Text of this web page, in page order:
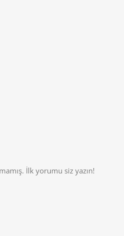
İlk yorumu siz yazın!